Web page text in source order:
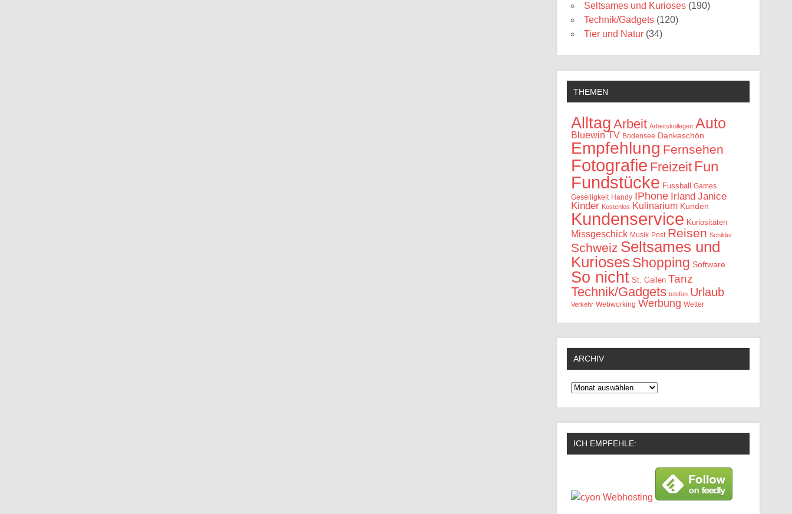
Seltsames und Kurioses (190)
Technik/Gadgets (120)
Tier und Natur (34)
THEMEN
Alltag Arbeit Arbeitskollegen Auto
Bluewin TV Bodensee Dankeschön
Empfehlung Fernsehen
Fotografie Freizeit Fun
Fundstücke Fussball Games
Geselligkeit Handy IPhone Irland Janice
Kinder Kostenlos Kulinarium Kunden
Kundenservice Kuriositäten
Missgeschick Musik Post Reisen Schilder
Schweiz Seltsames und
Kurioses Shopping Software
So nicht St. Gallen Tanz
Technik/Gadgets telefon Urlaub
Verkehr Webworking Werbung Wetter
ARCHIV
Archiv
ICH EMPFEHLE: